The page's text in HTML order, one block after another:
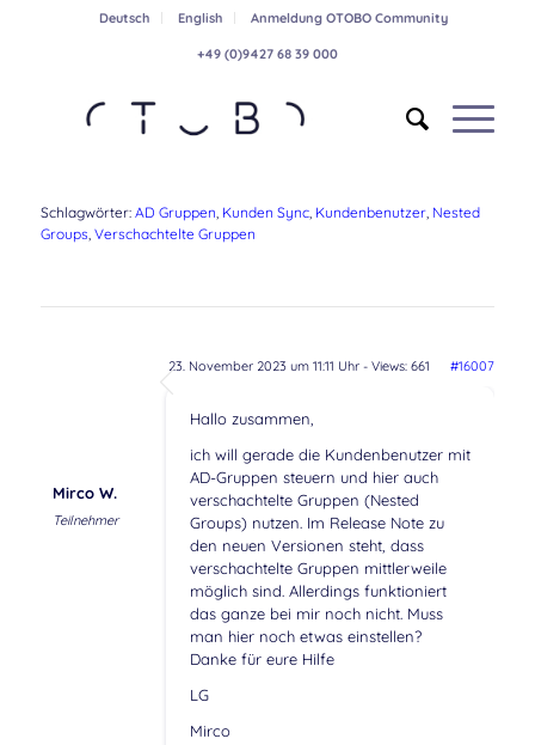
Deutsch English Anmeldung OTOBO Community
+49 (0)9427 68 39 000
Schlagwörter: AD Gruppen, Kunden Sync, Kundenbenutzer, Nested
Groups, Verschachtelte Gruppen
23. November 2023 um 11:11 Uhr- Views: 661 #16007
Mirco W.
Teilnehmer
Hallo zusammen,
ich will gerade die Kundenbenutzer mit
AD-Gruppen steuern und hier auch
verschachtelte Gruppen (Nested
Groups) nutzen. Im Release Note zu
den neuen Versionen steht, dass
verschachtelte Gruppen mittlerweile
möglich sind. Allerdings funktioniert
das ganze bei mir noch nicht. Muss
man hier noch etwas einstellen?
Danke für eure Hilfe
LG
Mirco